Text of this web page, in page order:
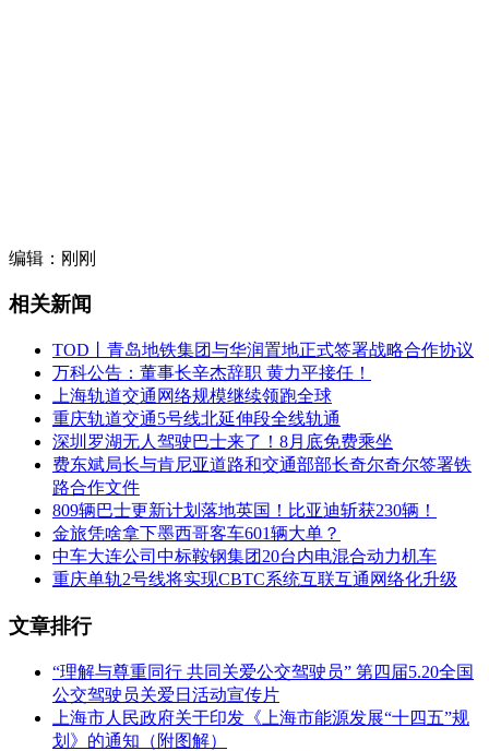
编辑：刚刚
相关新闻
TOD丨青岛地铁集团与华润置地正式签署战略合作协议
万科公告：董事长辛杰辞职 黄力平接任！
上海轨道交通网络规模继续领跑全球
重庆轨道交通5号线北延伸段全线轨通
深圳罗湖无人驾驶巴士来了！8月底免费乘坐
费东斌局长与肯尼亚道路和交通部部长奇尔奇尔签署铁
路合作文件
809辆巴士更新计划落地英国！比亚迪斩获230辆！
金旅凭啥拿下墨西哥客车601辆大单？
中车大连公司中标鞍钢集团20台内电混合动力机车
重庆单轨2号线将实现CBTC系统互联互通网络化升级
文章排行
“理解与尊重同行 共同关爱公交驾驶员” 第四届5.20全国
公交驾驶员关爱日活动宣传片
上海市人民政府关于印发《上海市能源发展“十四五”规
划》的通知（附图解）